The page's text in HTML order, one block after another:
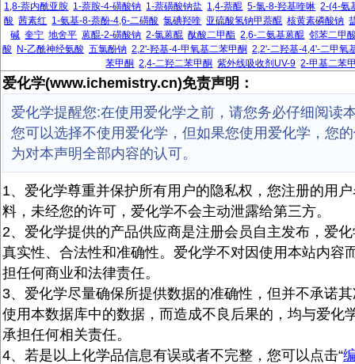
1,8-萘内酰亚胺 1-萘胺-4-磺酸钠 1-萘磺酸钠盐 1,4-萘醌 5-氯-8-羟基喹啉 2-(4-氨
酸 茜素红 1-氨基-8-萘酚-4,6-二磺酸 氯碘羟喹 亚硫酸氢钠甲萘醌 核黄素磷酸钠
碱 奎宁 地舍平 蒽醌-2-磺酸钠 2-氯蒽醌 酞酸二甲酯 2,6-二氨基蒽醌 邻苯二甲
酸
N-乙酰神经氨酸 五氯酚钠 2,2'-羟基-4-甲氧基二苯甲酮 2,2'-二羟基-4,4'-二甲氧
苯甲酮 2,4-二羟二苯甲酮 紫外线吸收剂UV-9 2-甲基二苯
爱化学(www.ichemistry.cn)免责声明：
爱化学提醒您:在使用爱化学之前，请您务必仔细阅读
您可以选择不使用爱化学，但如果您使用爱化学，您
为对本声明全部内容的认可。
1、爱化学尊重并保护所有用户的隐私权，您注册的用
料，未经您的许可，爱化学不会主动泄露给第三方。
2、爱化学提供的产品供应商是注册会员自主发布，爱
真实性、合法性和准确性。爱化学不对因使用本站内容
担任何商业和法律责任。
3、爱化学尽量确保所提供数据的准确性，但并不承诺
使用本数据库中的数据，而造成不良后果的，均与爱化
承担任何相关责任。
4、若是以上化学品信息有误或者不完整，您可以点击“